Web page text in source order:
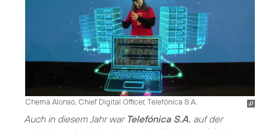
Chema Alonso, Chief Digital Officer, Telefónica S.A.
Auch in diesem Jahr war Telefónica S.A. auf der